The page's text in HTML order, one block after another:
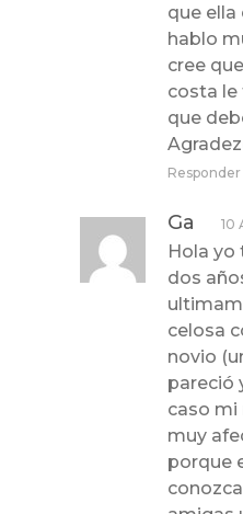
que ella
hablo
cree
costa le
que
Responder
Ga 10
Hola yo
dos
celosa
novio
pareció
caso mi
muy
porque